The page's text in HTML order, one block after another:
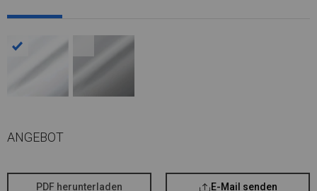
ANGEBOT
PDF herunterladen E-Mail senden